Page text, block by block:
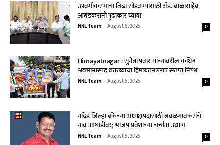
उपवर्गीकरणाचा तिढा सोडवण्यासाठी ॲड. बाळासाहेब
आंबेडकरांनी पुढाकार घ्यावा
NNL Team - August 8, 2026 0
Himayatnagar : सुनेत्रा पवार यांच्यावरील कथित
अवमानास्पद वक्तव्याचा हिमायतनगरात संतप्त निषेध
NNL Team - August 5, 2026 0
नांदेड जिल्हा बँकेच्या अध्यक्षपदासाठी जवळगावकरांचे
नाव आघाडीवर; भाजप प्रवेशाच्या चर्चांना उधाण
NNL Team - August 5, 2026 0